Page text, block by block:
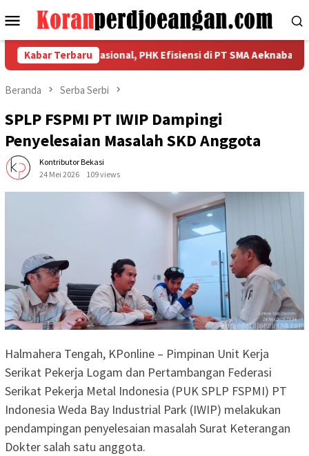
ke
Menu
Mobile
Kabar Terbaru
Kekuatan Nasional, PHK Efisiensi di PT SMA Aeknabara Jadi
Beranda Serba Serbi
SPLP FSPMI PT IWIP Dampingi
Penyelesaian Masalah SKD Anggota
Kontributor Bekasi
24 Mei 2026
109 views
Halmahera Tengah, KPonline – Pimpinan Unit Kerja
Serikat Pekerja Logam dan Pertambangan Federasi
Serikat Pekerja Metal Indonesia (PUK SPLP FSPMI) PT
Indonesia Weda Bay Industrial Park (IWIP) melakukan
pendampingan penyelesaian masalah Surat Keterangan
Dokter salah satu anggota.